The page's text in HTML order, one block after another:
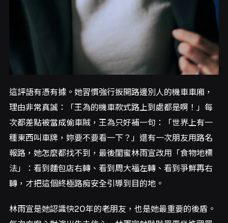
這評語有憑有據。她習慣強行扳開路邊別人的機車車廂，
理由非常真誠：「王為的機車款式路上到處都是啊！」每
次都差點被當成偷車賊，王為只好補一句：「世界上有一
種東西叫車牌，妳要不要看一下？」還有一次朋友用路名
報路，她怎麼都找不到，最後閨蜜林雨宣改用「食物地標
法」：看到麵包店右轉、看到周大福左轉、看到爭鮮再右
轉，才把這個終極路痴安全引導到目的地。
林雨宣是她認識快20年的老朋友，也是她最重要的後盾。